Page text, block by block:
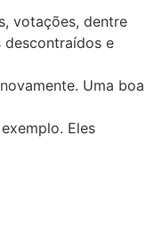
votações, dentre
descontraídos e
Uma boa
Eles